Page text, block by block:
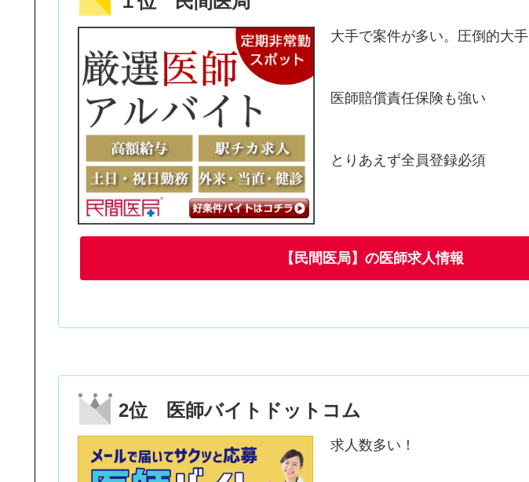
大手で案件が多い。圧倒的大手
医師賠償責任保険も強い
とりあえず全員登録必須
【民間医局】の医師求人情報
2位 医師バイトドットコム
求人数多い！